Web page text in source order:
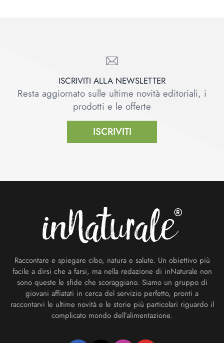
ISCRIVITI ALLA NEWSLETTER
Resta aggiornato sulle ultime novità editoriali, i
prodotti e le offerte
ISCRIVITI
Raccontare e spiegare cibo, natura e salute. Un obiettivo più
facile a dirsi che a farsi, ma nella redazione di inNaturale non
sono queste le sfide che scoraggiano. Siamo un gruppo di
giovani affiatati in cerca del servizio perfetto, pronti a
raccontarvi le ultime novità e le storie più particolari riguardo il
complicato mondo dell’alimentazione.